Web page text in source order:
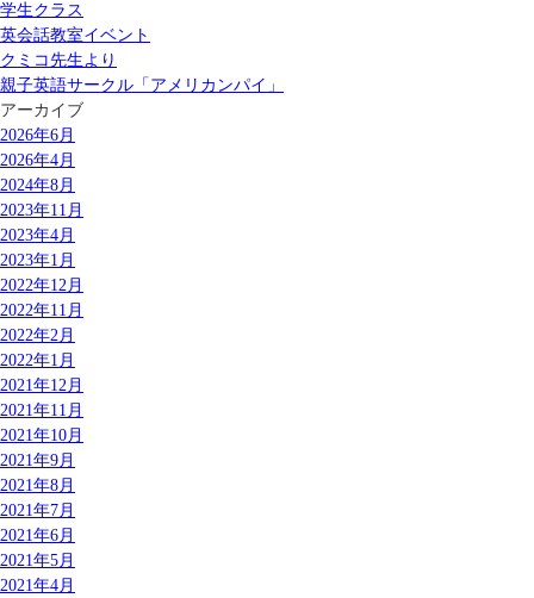
学生クラス
英会話教室イベント
クミコ先生より
親子英語サークル「アメリカンパイ」
アーカイブ
2026年6月
2026年4月
2024年8月
2023年11月
2023年4月
2023年1月
2022年12月
2022年11月
2022年2月
2022年1月
2021年12月
2021年11月
2021年10月
2021年9月
2021年8月
2021年7月
2021年6月
2021年5月
2021年4月